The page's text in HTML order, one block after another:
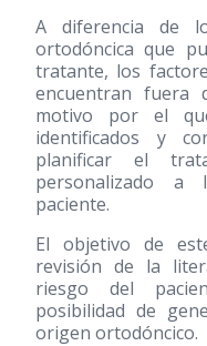
A diferencia de
ortodóncica que
tratante, los
encuentran fuera
motivo por el
identificados y
planificar el
personalizado a
paciente.
El objetivo de
revisión de la
riesgo del
posibilidad de
origen ortodóncico.